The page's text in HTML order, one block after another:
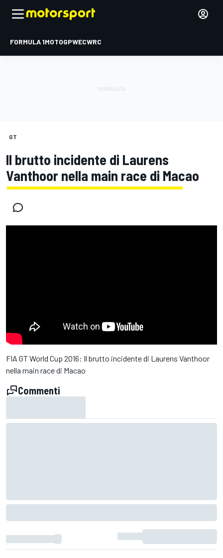
FORMULA 1MOTOGPWECWRC
GT
Il brutto incidente di Laurens
Vanthoor nella main race di Macao
FIA GT World Cup 2016: Il brutto incidente di Laurens Vanthoor
nella main race di Macao
Commenti